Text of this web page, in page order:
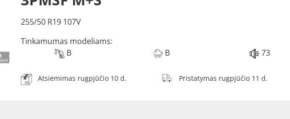
255/50 R19 107V
Tinkamumas modeliams:
B
B 73
Atsiėmimas rugpjūčio 10 d. Pristatymas rugpjūčio 11 d.